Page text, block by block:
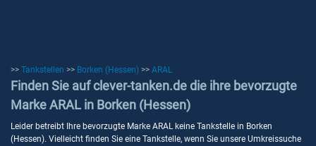
>> Tankstellen >> Borken (Hessen) >> ARAL
Finden Sie auf clever-tanken.de die ihre bevorzugte
Marke ARAL in Borken (Hessen)
Leider betreibt Ihre bevorzugte Marke ARAL keine Tankstelle in Borken
(Hessen). Vielleicht finden Sie eine Tankstelle, wenn Sie unsere Umkreissuche